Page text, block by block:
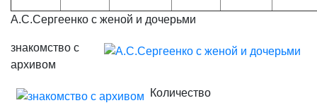
А.С.Сергеенко с женой и дочерьми
знакомство с
архивом
Количество